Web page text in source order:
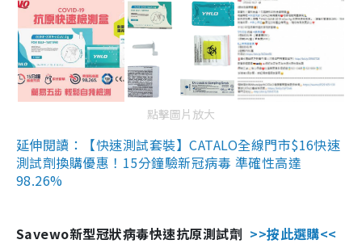
點擊圖片放大
延伸閱讀：【快速測試套裝】CATALO全線門市$16快速
測試劑換購優惠！15分鐘驗新冠病毒 準確性高達
98.26%
Savewo新型冠狀病毒快速抗原測試劑 >>按此選購<<